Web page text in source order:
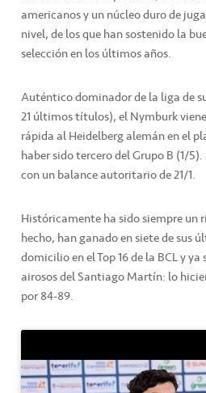
americanos y un núcleo duro de
nivel, de los que han sostenido la
selección en los últimos años.
Auténtico dominador de la liga de
21 últimos títulos), el Nymburk
rápida al Heidelberg alemán en el
haber sido tercero del Grupo B (1/
con un balance autoritario de 21/1.
Históricamente ha sido siempre un
hecho, han ganado en siete de sus
domicilio en el Top 16 de la BCL y ya
airosos del Santiago Martín: lo
por 84-89.